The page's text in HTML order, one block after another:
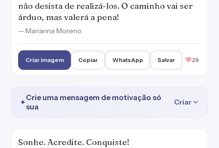
não desista de realizá-los. O caminho vai ser
árduo, mas valerá a pena!
— Marianna Moreno
Criar imagem Copiar WhatsApp Salvar 29
✦Crie uma mensagem de motivação só
sua
Criar
Sonhe. Acredite. Conquiste!